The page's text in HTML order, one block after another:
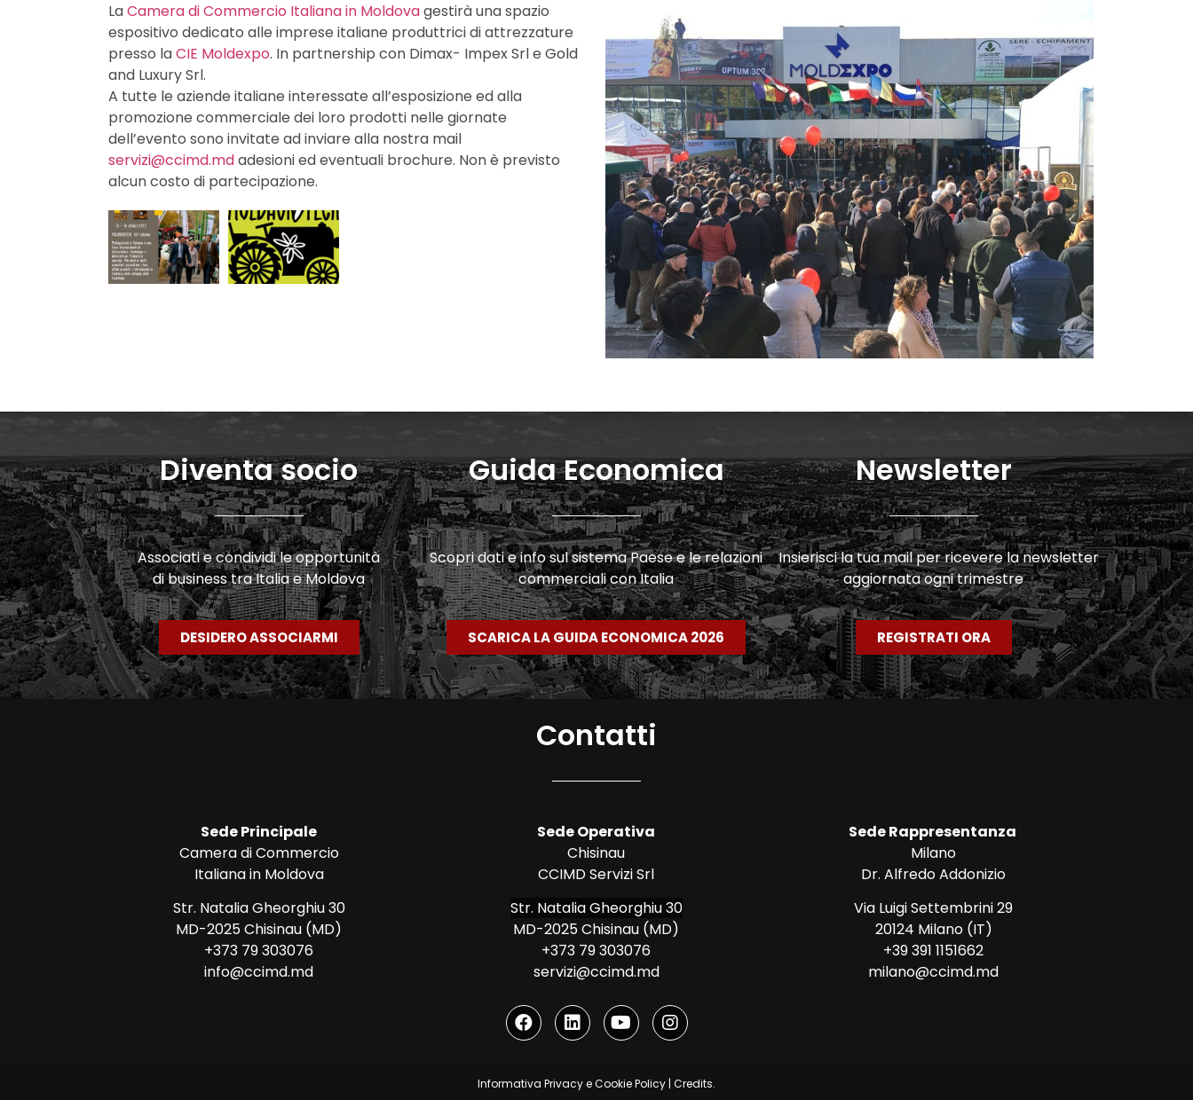
LaCamera di Commercio Italiana in Moldovagestirà una spazio
espositivo dedicato alle imprese italiane produttrici di attrezzature
presso laCIE Moldexpo. In partnership con Dimax- Impex Srl e Gold
and Luxury Srl.
A tutte le aziende italiane interessate all’esposizione ed alla
promozione commerciale dei loro prodotti nelle giornate
dell’evento sono invitate ad inviare alla nostra mail
servizi@ccimd.mdadesioni ed eventuali brochure. Non è previsto
alcun costo di partecipazione.
Diventa socio
Associati e condividi le opportunità
di business tra Italia e Moldova
DESIDERO ASSOCIARMI
Guida Economica
Scopri dati e info sul sistema Paese e le relazioni
commerciali con Italia
SCARICA LA GUIDA ECONOMICA 2026
Newsletter
Insierisci la tua mail per ricevere la newsletter
aggiornata ogni trimestre
REGISTRATI ORA
Contatti
Sede Principale
Camera di Commercio
Italiana in Moldova
Str. Natalia Gheorghiu 30
MD-2025 Chisinau (MD)
+373 79 303076
info@ccimd.md
Sede Operativa
Chisinau
CCIMD Servizi Srl
Str. Natalia Gheorghiu 30
MD-2025 Chisinau (MD)
+373 79 303076
servizi@ccimd.md
Sede Rappresentanza
Milano
Dr. Alfredo Addonizio
Via Luigi Settembrini 29
20124 Milano (IT)
+39 391 1151662
milano@ccimd.md
Informativa Privacy e Cookie Policy | Credits.